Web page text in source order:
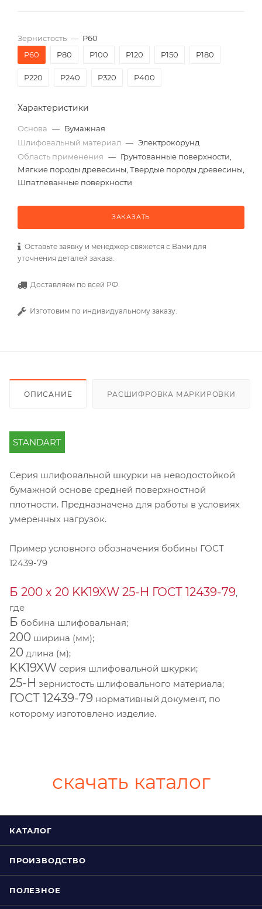
Зернистость — P60
P60
P80 P100 P120 P150 P180
P220 P240 P320 P400
Характеристики
Основа — Бумажная
Шлифовальный материал — Электрокорунд
Область применения — Грунтованные поверхности,
Мягкие породы древесины, Твердые породы древесины,
Шпатлеванные поверхности
ЗАКАЗАТЬ
Оставьте заявку и менеджер свяжется с Вами для
уточнения деталей заказа.
Доставляем по всей РФ.
Изготовим по индивидуальному заказу.
ОПИСАНИЕ РАСШИФРОВКА МАРКИРОВКИ
STANDART
Серия шлифовальной шкурки на неводостойкой
бумажной основе средней поверхностной
плотности. Предназначена для работы в условиях
умеренных нагрузок.
Пример условного обозначения бобины ГОСТ
12439-79
Б 200 х 20 KK19XW 25-H ГОСТ 12439-79,
где
Б бобина шлифовальная;
200 ширина (мм);
20 длина (м);
KK19XW серия шлифовальной шкурки;
25-H зернистость шлифовального материала;
ГОСТ 12439-79 нормативный документ, по
которому изготовлено изделие.
скачать каталог
КАТАЛОГ
ПРОИЗВОДСТВО
ПОЛЕЗНОЕ